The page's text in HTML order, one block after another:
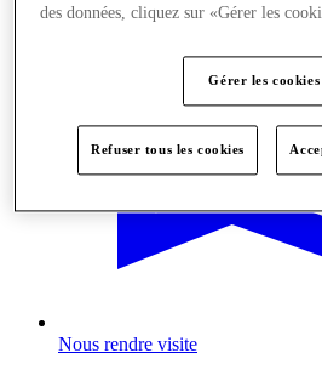
Nous rendre visite
des données, cliquez sur «Gérer les
Gérer les cookies
Refuser tous les cookies